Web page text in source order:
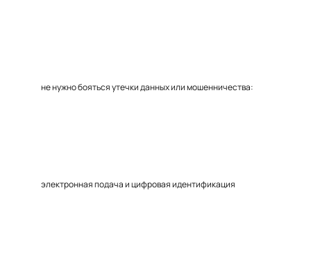
не нужно бояться утечки данных или мошенничества:
электронная подача и цифровая идентификация